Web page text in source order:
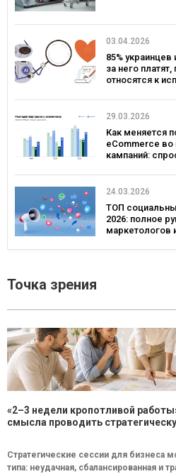
03.04.2026
85%
за него
относятся к
29.03.2026
Как меняется
eCommerce
кампаний:
четверг —
24.03.2026
ТОП
2026: полное
маркетологов
Точка зрения
«2–3 недели кропотливой
смысла проводить
Стратегические сессии для бизнеса
типа: неудачная, сбалансированная и